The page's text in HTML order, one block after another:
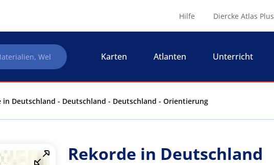
Hilfe Diercke Atlas Plus
Karten Atlanten Unterricht
in Deutschland - Deutschland - Deutschland - Orientierung
Rekorde in Deutschland